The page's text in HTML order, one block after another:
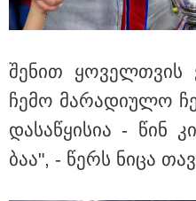
შე­ნით ყო­ველ­თვის
ჩემო მა­რა­დი­უ­ლო
და­სა­წყი­სია - წინ
ბაა", - წერს ნიცა